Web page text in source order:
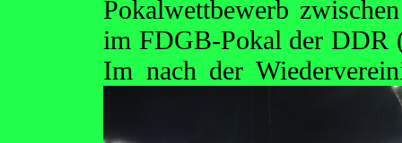
Pokalwettbewerb
im FDGB-Pokal der DDR
Im nach der